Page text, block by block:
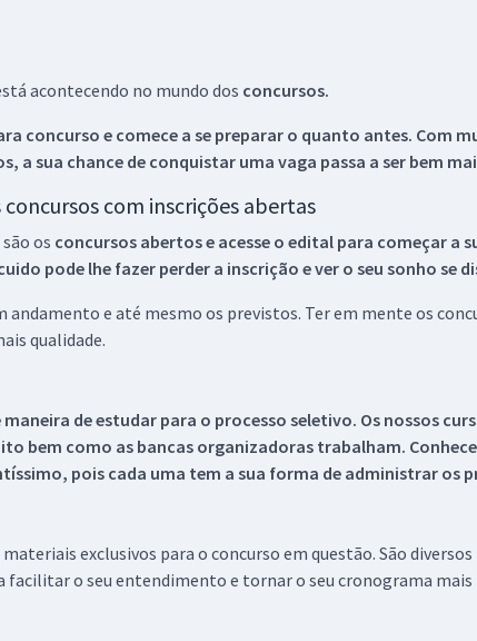
acontecendo no mundo dos concursos.
concurso e comece a se preparar o quanto antes. Com
a sua chance de conquistar uma vaga passa a ser bem
com inscrições abertas
os concursos abertos e acesse o edital para começar
pode lhe fazer perder a inscrição e ver o seu sonho se
andamento e até mesmo os previstos. Ter em mente os
qualidade.
de estudar para o processo seletivo. Os nossos
bem como as bancas organizadoras trabalham.
pois cada uma tem a sua forma de administrar os
exclusivos para o concurso em questão. São
facilitar o seu entendimento e tornar o seu cronograma